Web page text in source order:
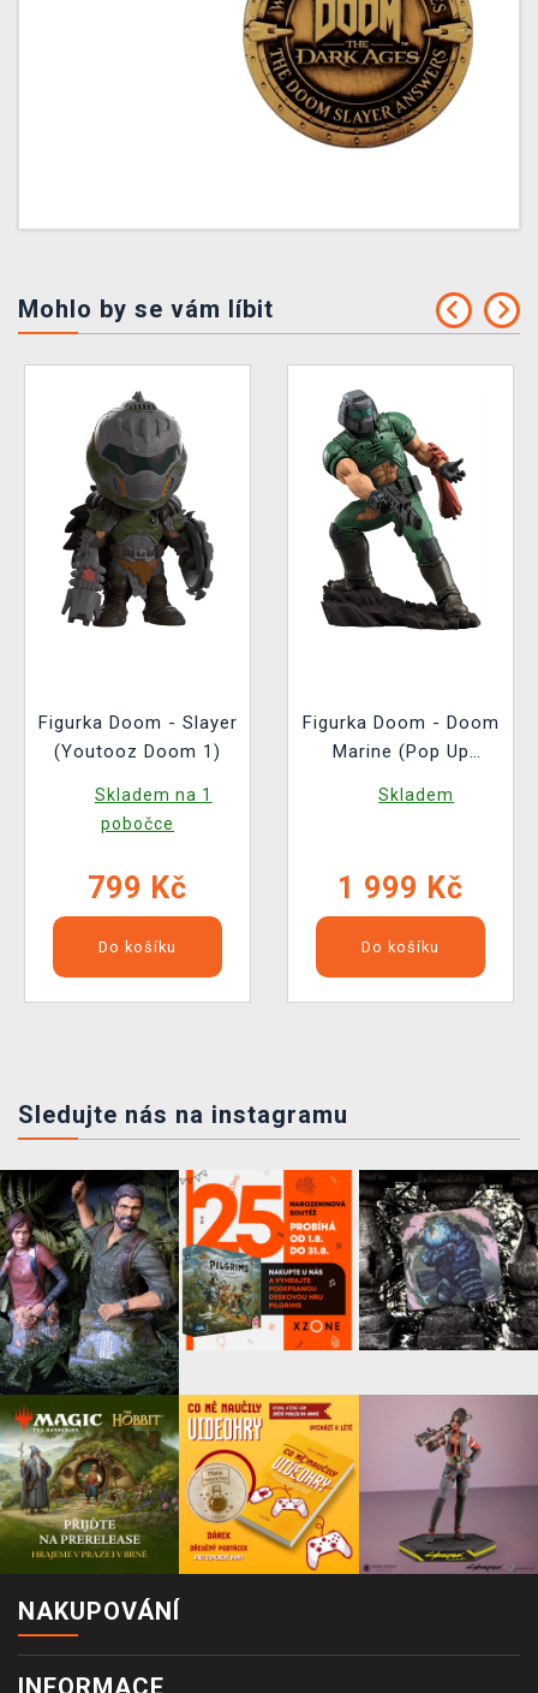
Mohlo by se vám líbit
Figurka Doom - Slayer
(Youtooz Doom 1)
Skladem na 1
pobočce
799 Kč
Do košíku
Figurka Doom - Doom
Marine (Pop Up
Skladem
1 999 Kč
Do košíku
Sledujte nás na instagramu
NAKUPOVÁNÍ
INFORMACE